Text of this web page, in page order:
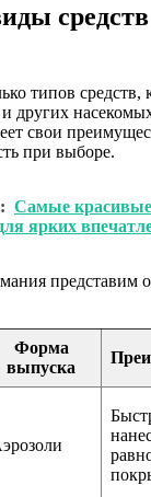
типов
других
свои
при выборе.
Самые
ярких
представим
Форма
выпуска